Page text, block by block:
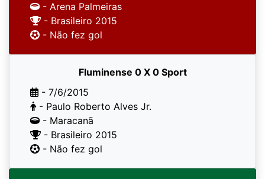
- Arena Palmeiras
- Brasileiro 2015
- Não fez gol
Fluminense 0 X 0 Sport
- 7/6/2015
- Paulo Roberto Alves Jr.
- Maracanã
- Brasileiro 2015
- Não fez gol